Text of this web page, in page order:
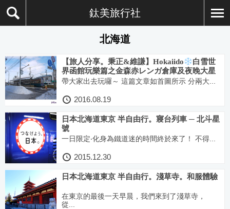
鈦美旅行社
北海道
【旅人分享。秉正&維謙】Hokaiido
白雪世
界函館玩樂篇之金森赤レンガ倉庫及夜晚大星
星五稜郭
帶大家出去玩囉～ 這篇文章如首圖所示 分兩大...
2016.08.19
日本北海道東京 半自由行。寢台列車 ─ 北斗星
號
一日限定‧化身為鐵道迷的時間終於來了！ 不得...
2015.12.30
日本北海道東京 半自由行。淺草寺。和服體驗
在東京的最後一天早晨，我們來到了淺草寺，
從...